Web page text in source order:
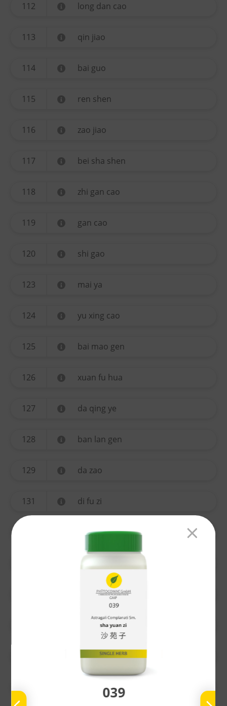
039
112 long dan cao
113 qin jiao
114 bai guo
115 ren shen
116 zao jiao
117 bei sha shen
118 zhi gan cao
119 gan cao
120 shi gao
123 mai ya
124 yu xing cao
125 bai mao gen
126 xuan fu hua
127 da qing ye
128 ban lan gen
129 da zao
131 di fu zi
yi mu cao
ting li zi
chuan xiong
gao ben
nu zhen zi